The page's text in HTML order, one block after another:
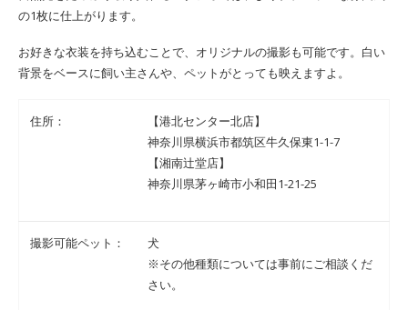
の1枚に仕上がります。
お好きな衣装を持ち込むことで、オリジナルの撮影も可能です。白い
背景をベースに飼い主さんや、ペットがとっても映えますよ。
住所：
【港北センター北店】
神奈川県横浜市都筑区牛久保東1-1-7
【湘南辻堂店】
神奈川県茅ヶ崎市小和田1-21-25
撮影可能ペット：
犬
※その他種類については事前にご相談くだ
さい。